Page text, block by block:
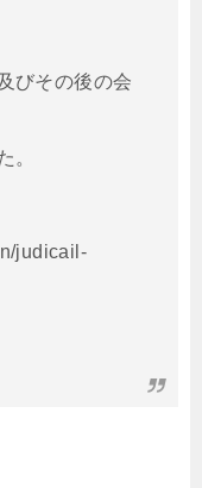
びその後の会
。
judicail-